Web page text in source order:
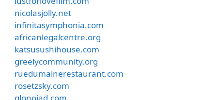
nicolasjolly.net
infinitasymphonia.com
africanlegalcentre.org
katsusushihouse.com
greelycommunity.org
ruedumainerestaurant.com
rosetzsky.com
glonojad.com